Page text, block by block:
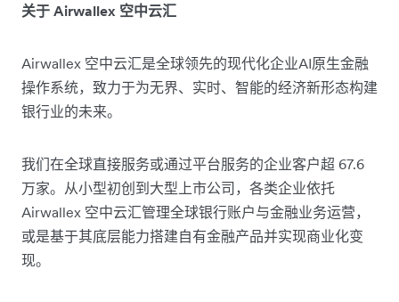
关于 Airwallex 空中云汇
Airwallex 空中云汇是全球领先的现代化企业AI原生金融
操作系统，致力于为无界、实时、智能的经济新形态构建
银行业的未来。
我们在全球直接服务或通过平台服务的企业客户超 67.6
万家。从小型初创到大型上市公司，各类企业依托
Airwallex 空中云汇管理全球银行账户与金融业务运营，
或是基于其底层能力搭建自有金融产品并实现商业化变
现。